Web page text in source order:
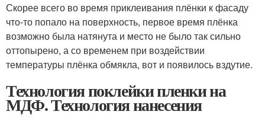
Скорее всего во время приклеивания плёнки к фасаду
что-то попало на поверхность, первое время плёнка
возможно была натянута и место не было так сильно
оттопырено, а со временем при воздействии
температуры плёнка обмякла, вот и появилось вздутие.
Технология поклейки пленки на
МДФ. Технология нанесения